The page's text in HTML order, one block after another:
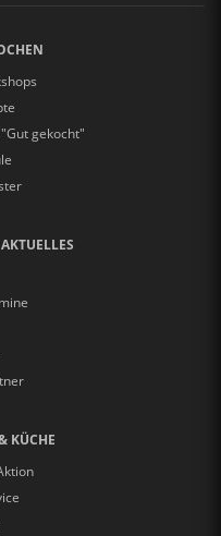
gekocht"
KÜCHE